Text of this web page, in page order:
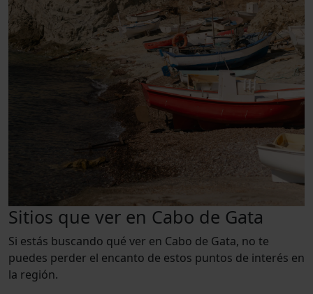
Sitios que ver en Cabo de Gata
Si estás buscando qué ver en Cabo de Gata, no te
puedes perder el encanto de estos puntos de interés en
la región.